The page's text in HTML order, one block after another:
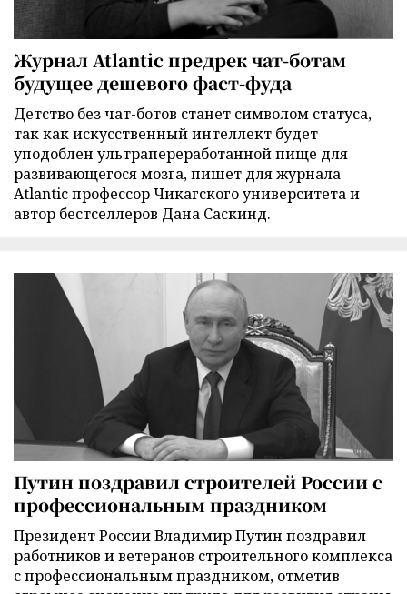
Журнал Atlantic предрек чат-ботам
будущее дешевого фаст-фуда
Детство без чат-ботов станет символом статуса,
так как искусственный интеллект будет
уподоблен ультрапереработанной пище для
развивающегося мозга, пишет для журнала
Atlantic профессор Чикагского университета и
автор бестселлеров Дана Саскинд.
Путин поздравил строителей России с
профессиональным праздником
Президент России Владимир Путин поздравил
работников и ветеранов строительного комплекса
с профессиональным праздником, отметив